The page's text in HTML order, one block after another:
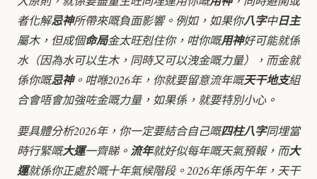
者化解忌神所帶來嘅負面影響。例如，如果你八字中日主
屬木，但成個命局金太旺剋住你，咁你嘅用神好可能就係
水（因為水可以生木，同時又可以洩金嘅力量），而金就
係你嘅忌神。咁喺2026年，你就要留意流年嘅天干地支組
合會唔會加強咗金嘅力量，如果係，就要特別小心。
要具體分析2026年，你一定要結合自己嘅四柱八字同埋當
時行緊嘅大運一齊睇。 流年就好似每年嘅天氣預報，而大
運就係你正處於嘅十年氣候階段。2026年係丙午年，天干